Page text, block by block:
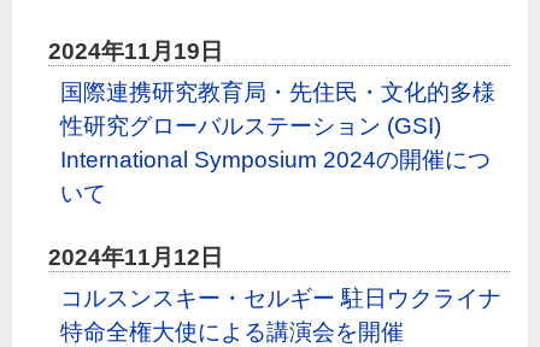
2024年11月19日
国際連携研究教育局・先住民・文化的多様
性研究グローバルステーション (GSI)
International Symposium 2024の開催につ
いて
2024年11月12日
コルスンスキー・セルギー 駐日ウクライナ
特命全権大使による講演会を開催